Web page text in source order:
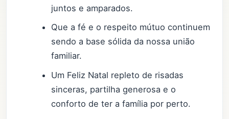
juntos e amparados.
Que a fé e o respeito mútuo continuem
sendo a base sólida da nossa união
familiar.
Um Feliz Natal repleto de risadas
sinceras, partilha generosa e o
conforto de ter a família por perto.